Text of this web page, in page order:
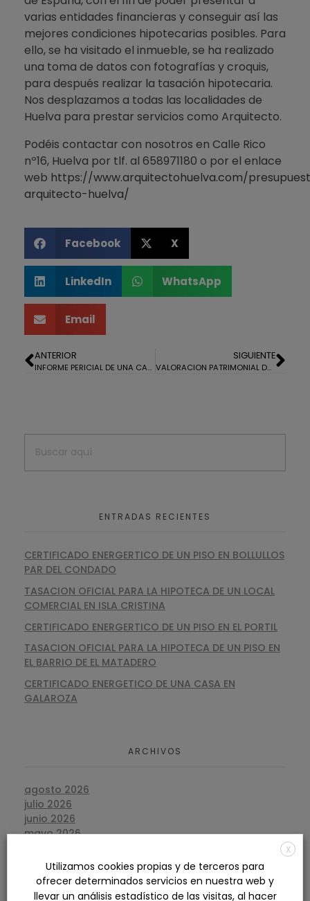
varias entidades financieras y conseguir así las
mejores condiciones hipotecarias posibles. Para
ello, se ha visitado el inmueble, se ha realizado
una toma de datos con fotografías y croquis,
para después realizar la tasación hipotecaria.
Nos desplazamos a todas las localidades de
Huelva para prestar servicios como Arquitecto.
Podéis contactar con nosotros en Calle Rico
nº16, Huelva por tlf. al 658971180 o por el enlace
web https://www.arquitectohuelva.com/
arquitecto-huelva/
Facebook X
LinkedIn WhatsApp
Email
ANTERIOR
INFORME PERICIAL DE UNA CASA EN AV ADORATRICES HUELVA
SIGUIENTE
VALORACION PATRIMONIAL DE 7 FINCAS RUSTICAS EN OJEN, MALAGA.
ENTRADAS RECIENTES
CERTIFICADO ENERGERTICO DE UN PISO EN BOLLULLOS
PAR DEL CONDADO
TASACION OFICIAL PARA LA HIPOTECA DE UN LOCAL
COMERCIAL EN ISLA CRISTINA
CERTIFICADO ENERGERTICO DE UN PISO EN EL PORTIL
TASACION OFICIAL PARA LA HIPOTECA DE UN PISO EN
EL BARRIO DE EL MATADERO
CERTIFICADO ENERGETICO DE UNA CASA EN
GALAROZA
ARCHIVOS
agosto 2026
julio 2026
junio 2026
mayo 2026
marzo 2026
febrero 2026
enero 2026
X
Utilizamos cookies propias y de terceros para
ofrecer determinados servicios en nuestra web y
llevar un análisis estadístico de las visitas, al hacer